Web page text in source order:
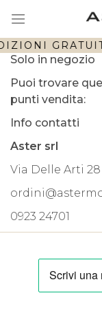
Solo in negozio
Puoi trovare
punti vendita:
Info contatti
Aster srl
Via Delle Arti 28
0923 24701